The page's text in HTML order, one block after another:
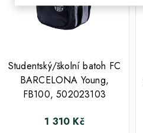
Studentský/školní batoh FC
BARCELONA Young,
FB100, 502023103
Cena
1 310 Kč